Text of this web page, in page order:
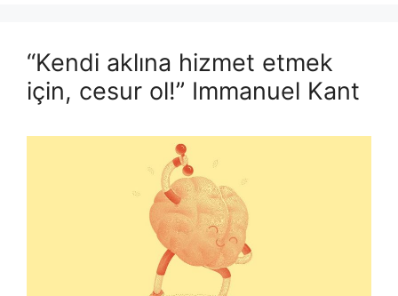
“Kendi aklına hizmet etmek
için, cesur ol!” Immanuel Kant